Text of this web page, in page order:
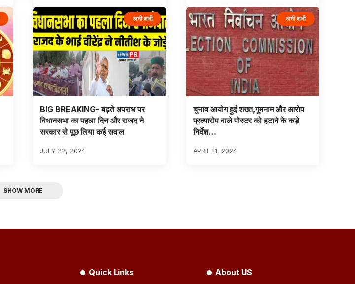
अभी अभी
BIG BREAKING- बढ़ते अपराध पर
विधानसभा का पहला दिन और राजद ने
सरकार से पूछ लिया कई सवाल
JULY 22, 2024
अभी अभी
चुनाव आयोग हुई शख्त,गुमनाम और आरोप
प्रत्यारोप वाले पोस्टर को हटाने के कड़े
निर्देश…
APRIL 11, 2024
SHOW MORE
Quick Links About US